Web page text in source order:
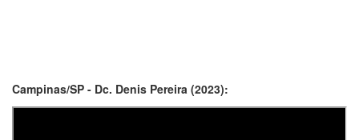
Campinas/SP - Dc. Denis Pereira (2023):